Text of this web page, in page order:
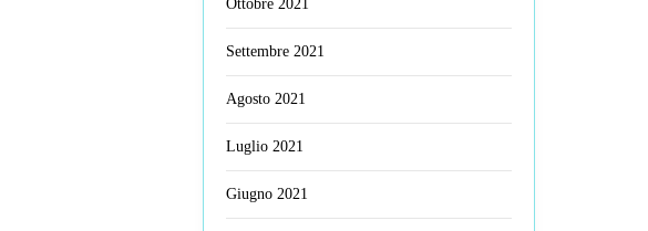
Ottobre 2021
Settembre 2021
Agosto 2021
Luglio 2021
Giugno 2021